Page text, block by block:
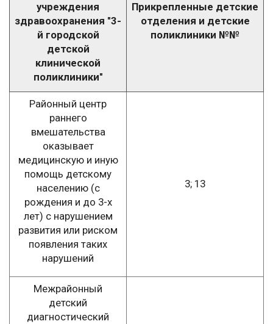
учреждения
здравоохранения "3-
й городской
детской
клинической
поликлиники"
Прикрепленные детские
отделения и детские
поликлиники №№
Районный центр
раннего
вмешательства
оказывает
медицинскую и иную
помощь детскому
населению (с
рождения и до 3-х
лет) с нарушением
развития или риском
появления таких
нарушений
3; 13
Межрайонный
детский
диагностический